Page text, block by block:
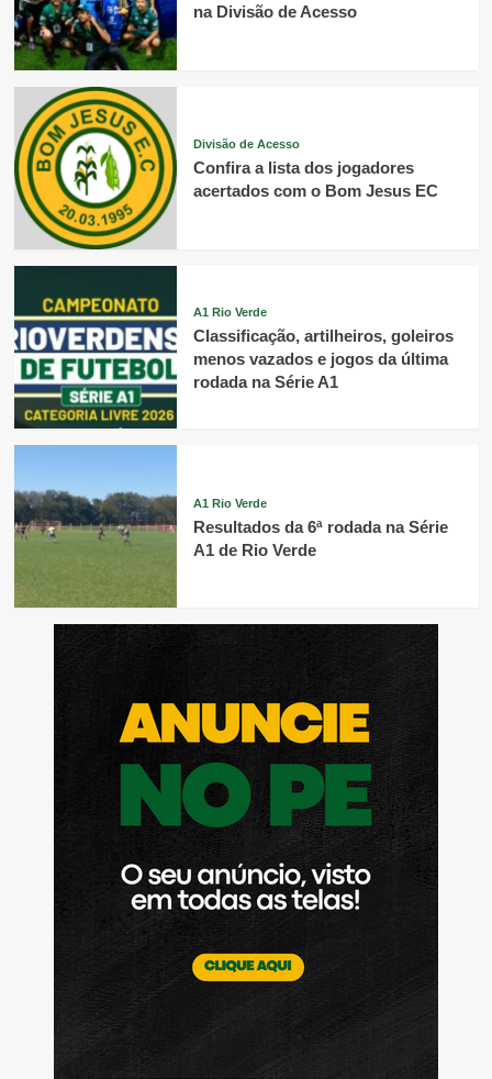
na Divisão de Acesso
Divisão de Acesso
Confira a lista dos jogadores
acertados com o Bom Jesus EC
A1 Rio Verde
Classificação, artilheiros, goleiros
menos vazados e jogos da última
rodada na Série A1
A1 Rio Verde
Resultados da 6ª rodada na Série
A1 de Rio Verde